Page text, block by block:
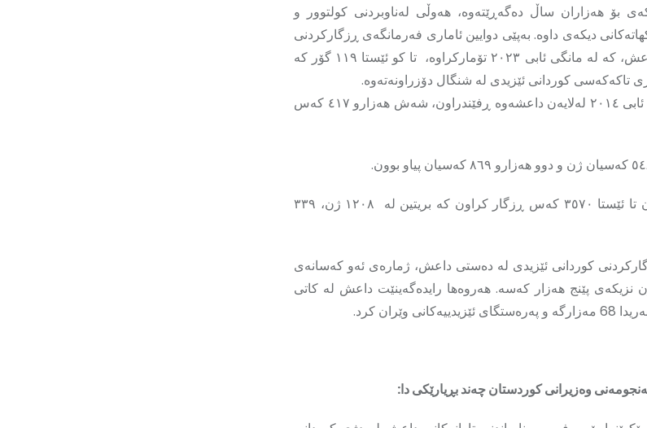
بۆ هەزاران ساڵ دەگەڕێتەوە، هەوڵی لەناوبردنی کولتوور و
دیکەی داوە. بەپێی دوایین ئاماری فەرمانگەی ڕزگارکردنی
کوردانی ئێزیدی لە دەستی داعش، کە لە مانگی ئابی ٢٠٢٣ تۆمارکراوە، تا کو ئێستا ١١٩ گۆر کە
ژمارەی ئەو کەسانەی لە ٣ی ئابی ٢٠١٤ لەلایەن داعشەوە ڕفێندراون، شەش هەزارو ٤١٧ کەس
لە کۆی بێسەروشوێنکراوەکان تا ئێستا ٣٥٧٠ کەس ڕزگار کراون کە بریتین لە ١٢٠٨ ژن، ٣٣٩
کوردانی ئێزیدی لە دەستی داعش، ژمارەی ئەو کەسانەی
نزیکەی پێنج هەزار کەسە. هەروەها رایدەگەینێت داعش لە کاتی
وێران کرد.
وەزیرانی کوردستان چەند بڕیارێکی دا: